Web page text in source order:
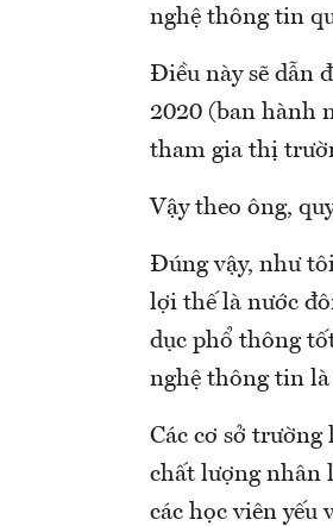
nghệ thông tin
Điều này sẽ dẫn
2020 (ban hành
tham gia thị
Vậy theo ông,
Đúng vậy, như
lợi thế là nước
dục phổ thông
nghệ thông tin là
Các cơ sở
chất lượng nhân
các học viên